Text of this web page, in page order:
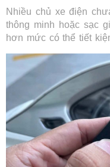
Nhiều chủ xe điện
thông minh hoặc sạc
hơn mức có thể tiết
thương hiệu thiết bị.